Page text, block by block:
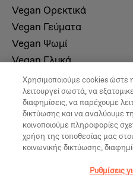
Vegan Ορεκτικά
Vegan Γεύματα
Vegan Ψωμί
Vegan Γλυκά
Χρησιμοποιούμε cookies ώστε
λειτουργεί σωστά, να
διαφημίσεις, να παρέχουμε
δικτύωσης και να αναλύουμε
κοινοποιούμε πληροφορίες
χρήση της τοποθεσίας μας
κοινωνικής δικτύωσης,
Ρυθμίσεις